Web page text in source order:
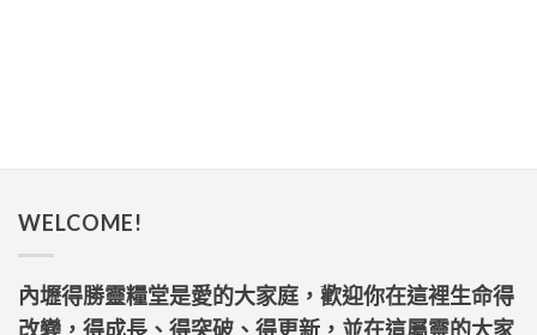
WELCOME!
內壢得勝靈糧堂是愛的大家庭，歡迎你在這裡生命得
改變，得成長、得突破、得更新，並在這屬靈的大家